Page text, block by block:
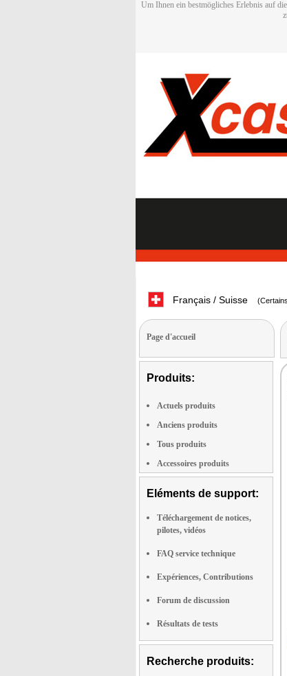
Um Ihnen ein bestmögliches Erlebnis auf
Français / Suisse
Page d'accueil
Produits:
Actuels produits
Anciens produits
Tous produits
Accessoires produits
Eléments de support:
Téléchargement de notices,
pilotes, vidéos
FAQ service technique
Expériences, Contributions
Forum de discussion
Résultats de tests
Recherche produits: